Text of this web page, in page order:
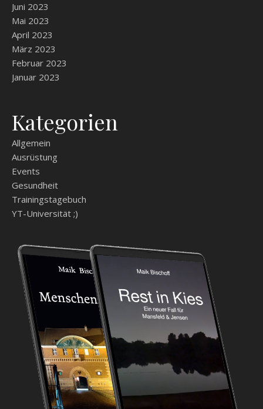
Juni 2023
Mai 2023
April 2023
März 2023
Februar 2023
Januar 2023
Kategorien
Allgemein
Ausrüstung
Events
Gesundheit
Trainingstagebuch
YT-Universität ;)